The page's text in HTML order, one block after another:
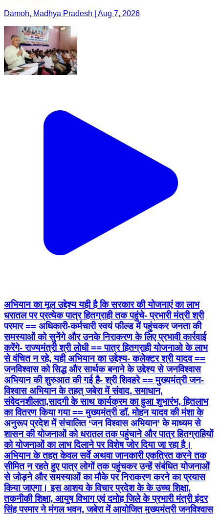
Damoh, Madhya Pradesh | Aug 7, 2026
अभियान का मूल उद्देश्य यही है कि सरकार की योजनाएं का लाभ
धरातल पर प्रत्येक पात्र हितग्राही तक पहुंचे- प्रभारी मंत्री श्री
परमार == अधिकारी-कर्मचारी स्वयं फील्ड में पहुंचकर जनता की
समस्याओं को सुनेंगे और उनके निराकरण के लिए प्रभावी कार्रवाई
करेंगे- राज्यमंत्री श्री लोधी == पात्र हितग्राही योजनाओ के लाभ
से वंचित न रहे, यही अभियान का उद्देश्य- कलेक्टर श्री यादव ==
जनविश्वास को सिद्ध और सार्थक बनाने के उद्देश्य से जनविश्वास
अभियान की शुरुआत की गई है- श्री शिवहरे == मुख्यमंत्री जन-
विश्वास अभियान के तहत् जबेरा में संवाद, समाधान,
संवेदनशीलता,सादगी के साथ कार्यक्रम का हुआ शुभारंभ, हितलाभ
का वितरण किया गया == मुख्यमंत्री डॉ. मोहन यादव की मंशा के
अनुरूप प्रदेश में संचालित ‘जन विश्वास अभियान’ के माध्यम से
शासन की योजनाओं को धरातल तक पहुंचाने और पात्र हितग्राहियों
को योजनाओं का लाभ दिलाने पर विशेष जोर दिया जा रहा है।
अभियान के तहत केवल सर्वे अथवा जानकारी एकत्रित करने तक
सीमित न रहते हुए पात्र लोगों तक पहुंचकर उन्हें संबंधित योजनाओं
से जोड़ने और समस्याओं का मौके पर निराकरण करने का प्रयास
किया जाएगा। इस आशय के विचार प्रदेश के के उच्च शिक्षा,
तकनीकी शिक्षा, आयुष विभाग एवं दमोह जिले के प्रभारी मंत्री इंदर
सिंह परमार ने मंगल भवन, जबेरा में आयोजित मुख्यमंत्री जनविश्वास